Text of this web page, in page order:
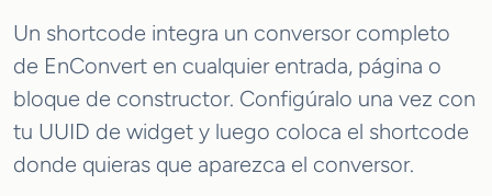
Un shortcode integra un conversor completo
de EnConvert en cualquier entrada, página o
bloque de constructor. Configúralo una vez con
tu UUID de widget y luego coloca el shortcode
donde quieras que aparezca el conversor.